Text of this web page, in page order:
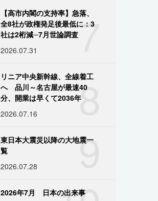
7
【高市内閣の支持率】急落、
全8社が政権発足後最低に：3
社は2桁減─7月世論調査
2026.07.31
8
リニア中央新幹線、全線着工
へ 品川～名古屋が最速40
分、開業は早くて2036年
2026.07.16
9
東日本大震災以降の大地震一
覧
2026.07.28
2026年7月 日本の出来事